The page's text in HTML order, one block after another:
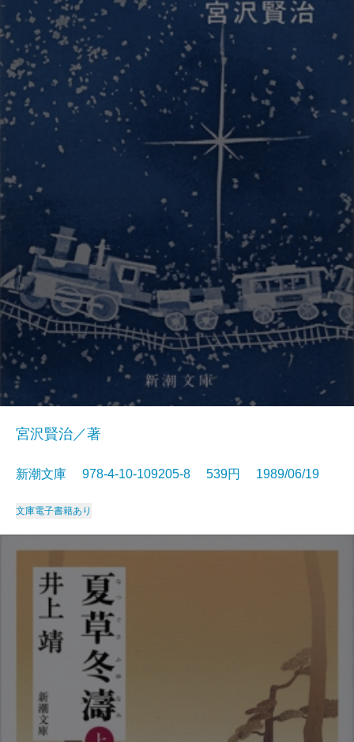
宮沢賢治／著
新潮文庫 978-4-10-109205-8 539円 1989/06/19
文庫電子書籍あり